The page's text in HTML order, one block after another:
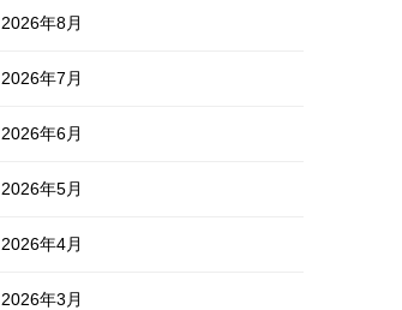
2026年8月
2026年7月
2026年6月
2026年5月
2026年4月
2026年3月